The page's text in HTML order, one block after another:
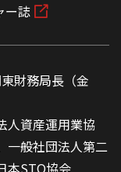
ー誌
財務局長（金
人資産運用業協
一般社団法人第二